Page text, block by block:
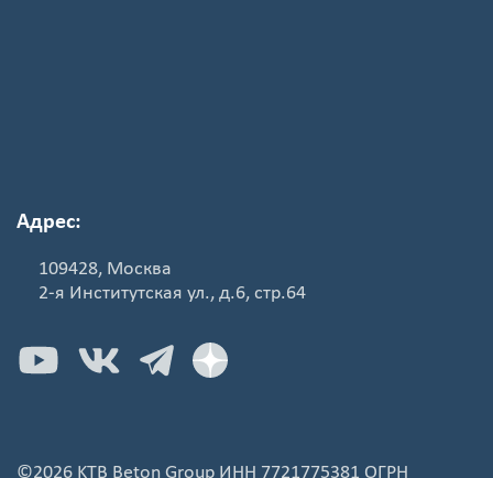
Адрес:
109428, Москва
2-я Институтская ул., д.6, стр.64
©2026 KTB Beton Group ИНН 7721775381 ОГРН